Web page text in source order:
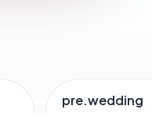
pre.wedding